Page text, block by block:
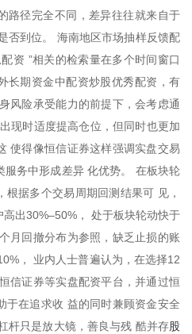
路径完全不同，差异往往就来自于
否到位。 海南地区市场抽样反馈配
资 ”相关的检索量在多个时间窗口
长期资金中配资炒股优秀配资，有
风险承受能力的前提下，会考虑通
现时适度提高仓位，但同时也更加
使得像恒信证券这样强调实盘交易
务中形成差异 化优势。 在板块轮
据多个交易周期回测结果可 见，
出30%–50%， 处于板块轮动快于
月回撤分布为参照，缺乏止损的账
， 业内人士普遍认为，在选择12
信证券等实盘配资平台，并通过恒
于在追求收 益的同时兼顾资金安全
杆只是放大镜，善良与残 酷并存股